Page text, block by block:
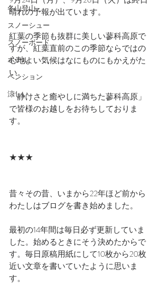
冬山登山
スノーシュー
スノーボード
ホテル
ペンション
涼しい
晴れの予報が出ています。
紅葉の季節も抜群に美しい蓼科高原で
すが、紅葉直前のこの季節ならではの
心地よい気候はなにものにもかえがた
い。
「静けさと癒やしに満ちた蓼科高原」
で皆様のお越しをお待ちしておりま
す。
★★★
昔々その昔、いまから22年ほど前から
わたしはブログを書き始めました。
最初の14年間は毎日必ず更新していま
した。始めるときにそう決めたからで
す。毎日原稿用紙にして10枚から20枚
近い文章を書いていたように思いま
す。